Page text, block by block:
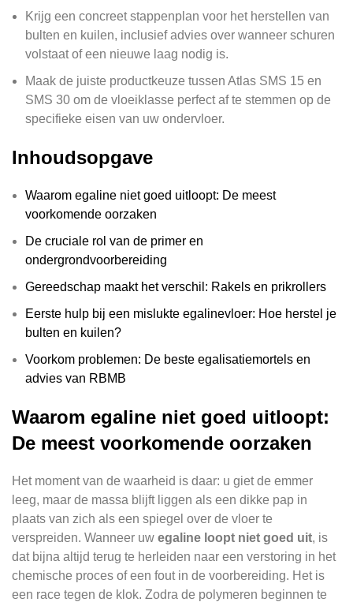
Krijg een concreet stappenplan voor het herstellen van
bulten en kuilen, inclusief advies over wanneer schuren
volstaat of een nieuwe laag nodig is.
Maak de juiste productkeuze tussen Atlas SMS 15 en
SMS 30 om de vloeiklasse perfect af te stemmen op de
specifieke eisen van uw ondervloer.
Inhoudsopgave
Waarom egaline niet goed uitloopt: De meest
voorkomende oorzaken
De cruciale rol van de primer en
ondergrondvoorbereiding
Gereedschap maakt het verschil: Rakels en prikrollers
Eerste hulp bij een mislukte egalinevloer: Hoe herstel je
bulten en kuilen?
Voorkom problemen: De beste egalisatiemortels en
advies van RBMB
Waarom egaline niet goed uitloopt:
De meest voorkomende oorzaken
Het moment van de waarheid is daar: u giet de emmer
leeg, maar de massa blijft liggen als een dikke pap in
plaats van zich als een spiegel over de vloer te
verspreiden. Wanneer uw egaline loopt niet goed uit, is
dat bijna altijd terug te herleiden naar een verstoring in het
chemische proces of een fout in de voorbereiding. Het is
een race tegen de klok. Zodra de polymeren beginnen te